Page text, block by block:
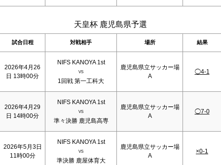
天皇杯 鹿児島県予選
試合日程 対戦相手 場所 結果
2026年4月26
日 13時00分
NIFS KANOYA 1st
VS
1回戦 第一工科大
鹿児島県立サッカー場
A
◯4-1
2026年4月29
日 14時00分
NIFS KANOYA 1st
VS
準々決勝 鹿児島高専
鹿児島県立サッカー場
A
◯7-0
2026年5月3日
11時00分
NIFS KANOYA 1st
VS
準決勝 鹿屋体育大
鹿児島県立サッカー場
A
×0-1